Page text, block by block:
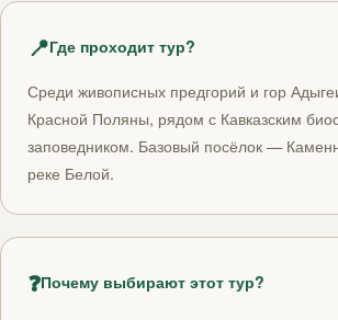
📍Где проходит тур?
Среди живописных предгорий и гор
Красной Поляны, рядом с Кавказским
заповедником. Базовый посёлок —
реке Белой.
❓Почему выбирают этот тур?